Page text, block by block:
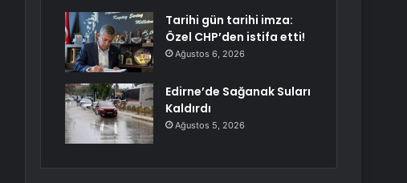
Tarihi gün tarihi imza:
Özel CHP’den istifa etti!
Ağustos 6, 2026
Edirne’de Sağanak Suları
Kaldırdı
Ağustos 5, 2026